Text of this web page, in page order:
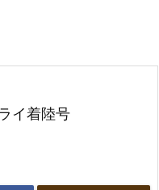
イ着陸号